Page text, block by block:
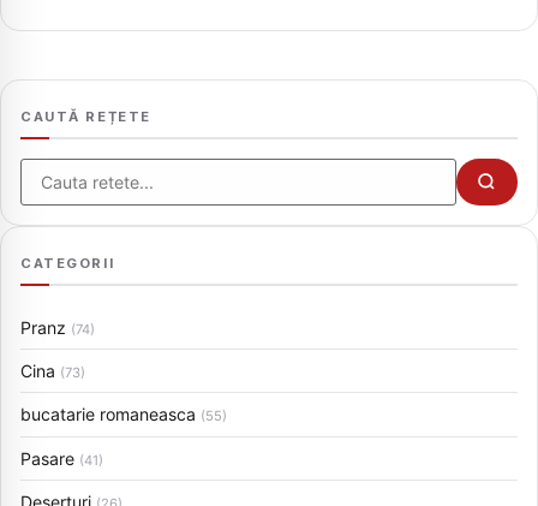
CAUTĂ REȚETE
Cauta
CATEGORII
Pranz (74)
Cina (73)
bucatarie romaneasca (55)
Pasare (41)
Deserturi